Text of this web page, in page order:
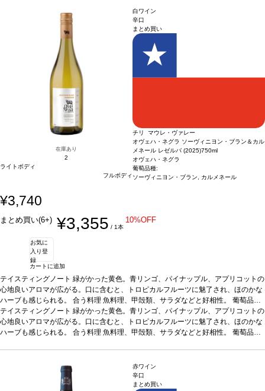
*本ヴィンテージが在庫切れの場合、在庫があり価格が同様の場合
は自動的に次のヴィンテージに変更されます、ご了承ください。
在庫あり
2
ライトボディ
フルボディ
白ワイン
辛口
まとめ買い
チリ マウレ・ヴァレー
オヴェハ・ネグラ ソーヴィニヨン・ブラン＆カル
メネール レゼルバ (2025)750ml
オヴェハ・ネグラ
葡萄品種:
ソーヴィニヨン・ブラン, カルメネール
¥3,740
まとめ買い(6+) ¥3,355 / 1本
10%OFF
お気に
入り登
録
カートに追加
テイスティングノート 緑がかった黄色。青リンゴ、パイナップル、アプリコットの
心地良いアロマが広がる。口に含むと、トロピカルフルーツに魅了され、ほのかな
ハーブも感じられる。 合う料理 魚料理、甲殻類、サラダなどと好相性。 葡萄品種
ソーヴィニヨン・ブラン 90%、カルメネール 10%
認証サスティナブル:WOC認証
*本ヴィンテージが在庫切れの場合、在庫があり価格が同様の場合は自動的に次の
ヴィンテージに変更されます、ご了承ください。
テイスティングノート 緑がかった黄色。青リンゴ、パイナップル、アプリコットの
心地良いアロマが広がる。口に含むと、トロピカルフルーツに魅了され、ほのかな
ハーブも感じられる。 合う料理 魚料理、甲殻類、サラダなどと好相性。 葡萄品種
ヴィンテージに変更されます、ご了承ください。
赤ワイン
辛口
まとめ買い